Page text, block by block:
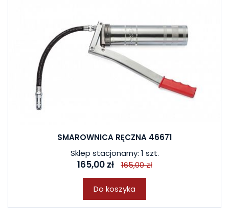
SMAROWNICA RĘCZNA 46671
Sklep stacjonarny: 1 szt.
165,00 zł 165,00 zł
Do koszyka